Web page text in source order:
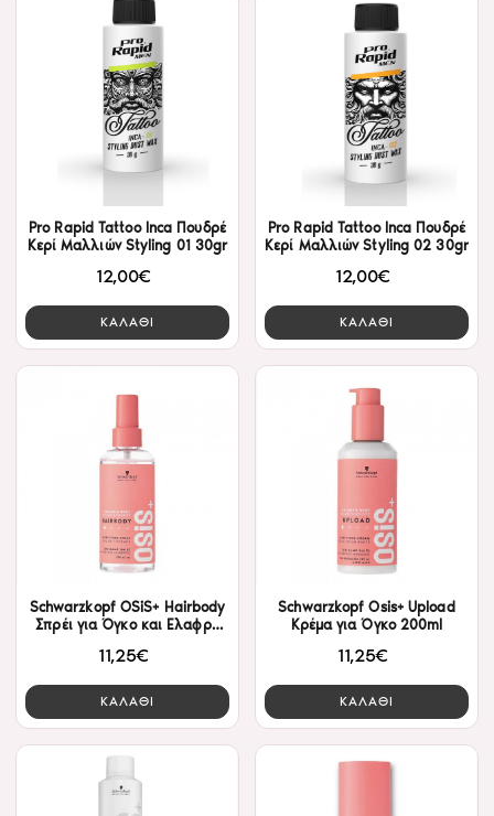
Pro Rapid Tattoo Inca Πουδρέ
Κερί Μαλλιών Styling 01 30gr
12,00€
ΚΑΛΑΘΙ
Pro Rapid Tattoo Inca Πουδρέ
Κερί Μαλλιών Styling 02 30gr
12,00€
ΚΑΛΑΘΙ
Schwarzkopf OSiS+ Hairbody
Σπρέι για Όγκο και Ελαφρύ
11,25€
ΚΑΛΑΘΙ
Schwarzkopf Osis+ Upload
Κρέμα για Όγκο 200ml
11,25€
ΚΑΛΑΘΙ